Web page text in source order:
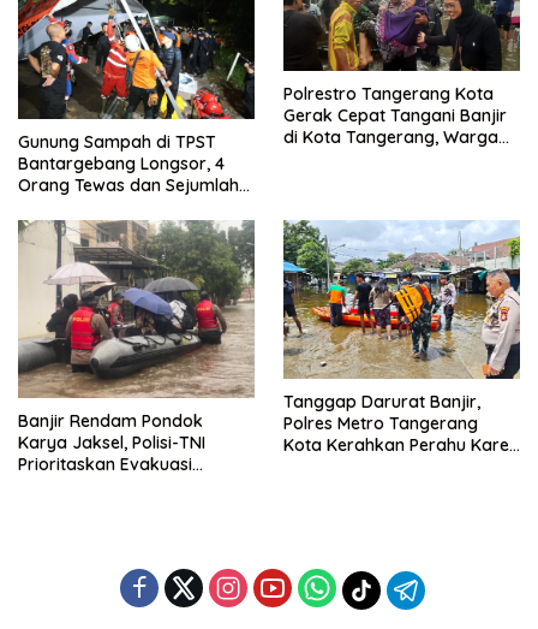
Gunung Sampah di TPST
Bantargebang Longsor, 4
Orang Tewas dan Sejumlah
Polrestro Tangerang Kota
Gerak Cepat Tangani Banjir
di Kota Tangerang, Warga
Banjir Rendam Pondok
Karya Jaksel, Polisi-TNI
Prioritaskan Evakuasi
Tanggap Darurat Banjir,
Polres Metro Tangerang
Kota Kerahkan Perahu Karet